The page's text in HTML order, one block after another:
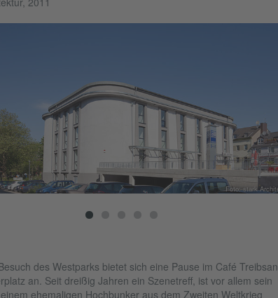
Foto: stark
des Westparks bietet sich eine Pause im Café
an. Seit dreißig Jahren ein Szenetreff, ist vor allem sein
ehemaligen Hochbunker aus dem Zweiten Weltkrieg